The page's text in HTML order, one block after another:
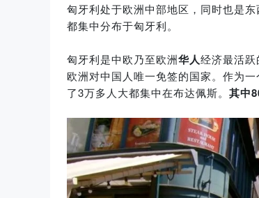
匈牙利处于欧洲中部地区，同时也是
都集中分布于匈牙利。
匈牙利是中欧乃至欧洲华人经济最活
欧洲对中国人唯一免签的国家。作为
了3万多人大都集中在布达佩斯。 其中